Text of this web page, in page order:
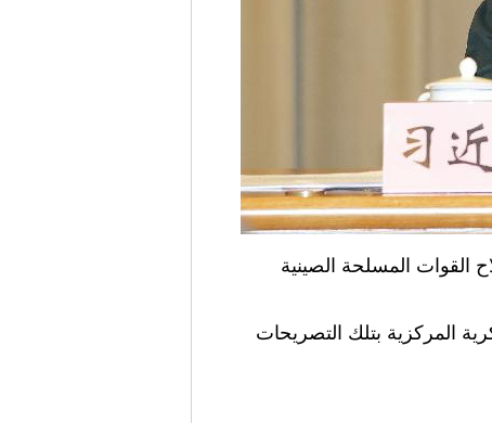
القوات المسلحة الصينية
المركزية بتلك التصريحات